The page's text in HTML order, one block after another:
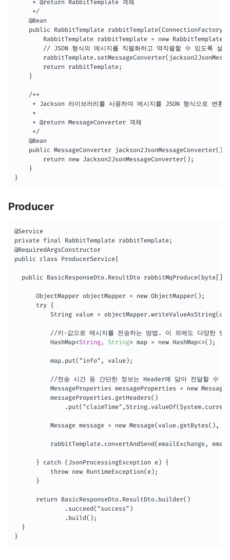
     * @return RabbitTemplate 객체
     */
    @Bean
public RabbitTemplate rabbitTemplate(ConnectionFactory
RabbitTemplate rabbitTemplate = new
        // JSON 형식의 메시지를 직렬화하고 역직렬할 수 있도록 설정
        return rabbitTemplate;
    }
    /**
* Jackson 라이브러리를 사용하여 메시지를 JSON 형식으로 변환
     *
     * @return MessageConverter 객체
     */
    @Bean
    public MessageConverter jackson2JsonMessageConverter() {
        return new Jackson2JsonMessageConverter();
    }
}
Producer
@Service
private final RabbitTemplate rabbitTemplate;
@RequiredArgsConstructor
public class ProducerService{
public BasicResponseDto.ResultDto rabbitMqProduce(byte[]
      ObjectMapper objectMapper = new ObjectMapper();
      try {
String value =
//키-값으로 메시지를 전송하는 방법. 이 외에도 다양한 방
          HashMap
<String, String> map = new HashMap<>();
          map.put("info", value);
//전송 시간 등 간단한 정보는 Header에 담아 전달할 수 있
MessageProperties messageProperties = new
          messageProperties.getHeaders()
Message message = new Message(value.getBytes(),
rabbitTemplate.convertAndSend(emailExchange,
      } catch (JsonProcessingException e) {
          throw new RuntimeException(e);
      }
      return BasicResponseDto.ResultDto.builder()
              .succeed("success")
              .build();
  }
}